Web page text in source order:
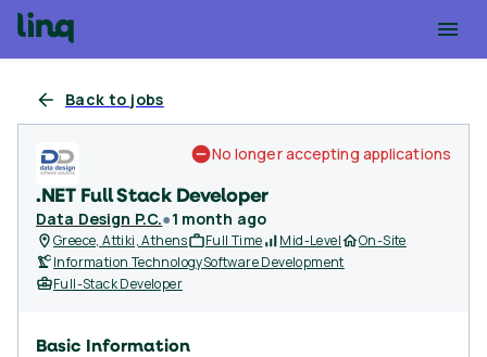
Back to jobs
.NET Full Stack Developer
Data Design P.C.●1 month ago
No longer accepting applications
Greece, Attiki, Athens Full Time Mid-Level
On-Site
Information TechnologySoftware Development
Full-Stack Developer
Basic Information